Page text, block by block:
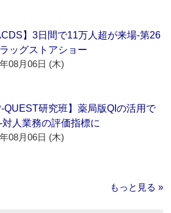
】3日間で11万人超が来場‐第26
ッグストアショー
08月06日 (木)
QUEST研究班】薬局版QIの活用で
対人業務の評価指標に
08月06日 (木)
もっと見る »